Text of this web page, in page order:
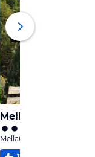
Mellau
Mellau, Vorarlberg